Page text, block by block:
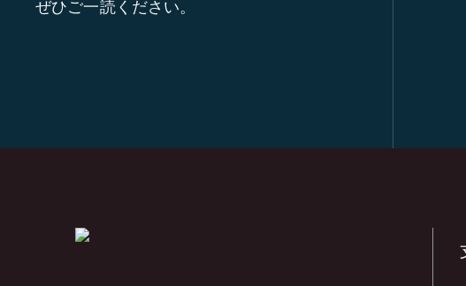
ぜひご一読ください。